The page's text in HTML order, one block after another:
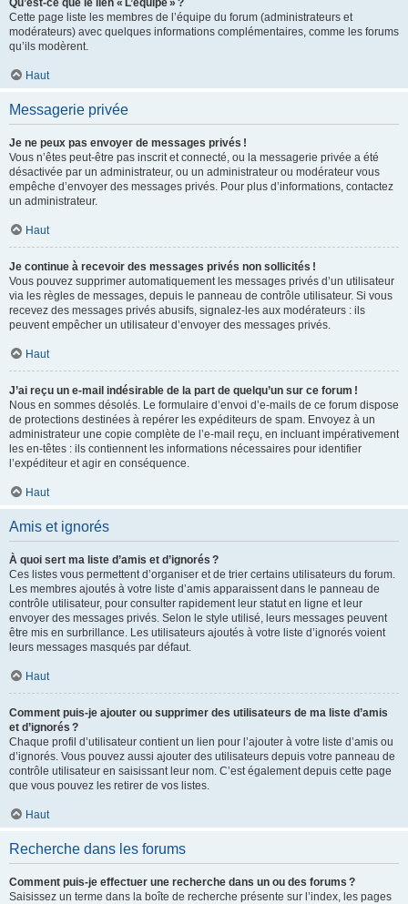
Qu’est-ce que le lien « L’équipe » ?
Cette page liste les membres de l’équipe du forum (administrateurs et
modérateurs) avec quelques informations complémentaires, comme les forums
qu’ils modèrent.
Haut
Messagerie privée
Je ne peux pas envoyer de messages privés !
Vous n’êtes peut-être pas inscrit et connecté, ou la messagerie privée a été
désactivée par un administrateur, ou un administrateur ou modérateur vous
empêche d’envoyer des messages privés. Pour plus d’informations, contactez
un administrateur.
Haut
Je continue à recevoir des messages privés non sollicités !
Vous pouvez supprimer automatiquement les messages privés d’un utilisateur
via les règles de messages, depuis le panneau de contrôle utilisateur. Si vous
recevez des messages privés abusifs, signalez-les aux modérateurs : ils
peuvent empêcher un utilisateur d’envoyer des messages privés.
Haut
J’ai reçu un e-mail indésirable de la part de quelqu’un sur ce forum !
Nous en sommes désolés. Le formulaire d’envoi d’e-mails de ce forum dispose
de protections destinées à repérer les expéditeurs de spam. Envoyez à un
administrateur une copie complète de l’e-mail reçu, en incluant impérativement
les en-têtes : ils contiennent les informations nécessaires pour identifier
l’expéditeur et agir en conséquence.
Haut
Amis et ignorés
À quoi sert ma liste d’amis et d’ignorés ?
Ces listes vous permettent d’organiser et de trier certains utilisateurs du forum.
Les membres ajoutés à votre liste d’amis apparaissent dans le panneau de
contrôle utilisateur, pour consulter rapidement leur statut en ligne et leur
envoyer des messages privés. Selon le style utilisé, leurs messages peuvent
être mis en surbrillance. Les utilisateurs ajoutés à votre liste d’ignorés voient
leurs messages masqués par défaut.
Haut
Comment puis-je ajouter ou supprimer des utilisateurs de ma liste d’amis
et d’ignorés ?
Chaque profil d’utilisateur contient un lien pour l’ajouter à votre liste d’amis ou
d’ignorés. Vous pouvez aussi ajouter des utilisateurs depuis votre panneau de
contrôle utilisateur en saisissant leur nom. C’est également depuis cette page
que vous pouvez les retirer de vos listes.
Haut
Recherche dans les forums
Comment puis-je effectuer une recherche dans un ou des forums ?
Saisissez un terme dans la boîte de recherche présente sur l’index, les pages